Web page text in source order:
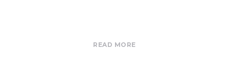
READ MORE